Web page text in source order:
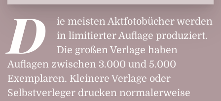
D
ie meisten Aktfotobücher werden
in limitierter Auflage produziert.
Die großen Verlage haben
Auflagen zwischen 3.000 und 5.000
Exemplaren. Kleinere Verlage oder
Selbstverleger drucken normalerweise